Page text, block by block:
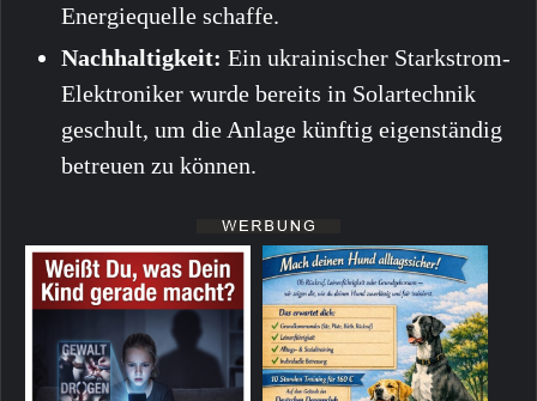
Energiequelle schaffe.
Nachhaltigkeit: Ein ukrainischer Starkstrom-
Elektroniker wurde bereits in Solartechnik
geschult, um die Anlage künftig eigenständig
betreuen zu können.